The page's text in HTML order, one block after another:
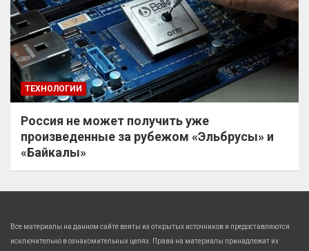
ТЕХНОЛОГИИ
Россия не может получить уже
произведенные за рубежом «Эльбрусы» и
«Байкалы»
Все материалы на данном сайте взяты из открытых источников и предоставляются
исключительно в ознакомительных целях. Права на материалы принадлежат их